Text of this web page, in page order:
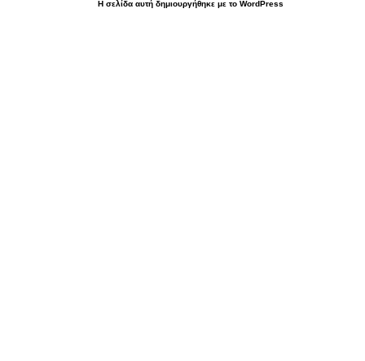
Η σελίδα αυτή δημιουργήθηκε με το WordPress